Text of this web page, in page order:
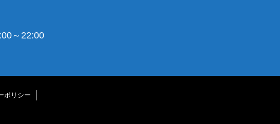
～22:00
ポリシー